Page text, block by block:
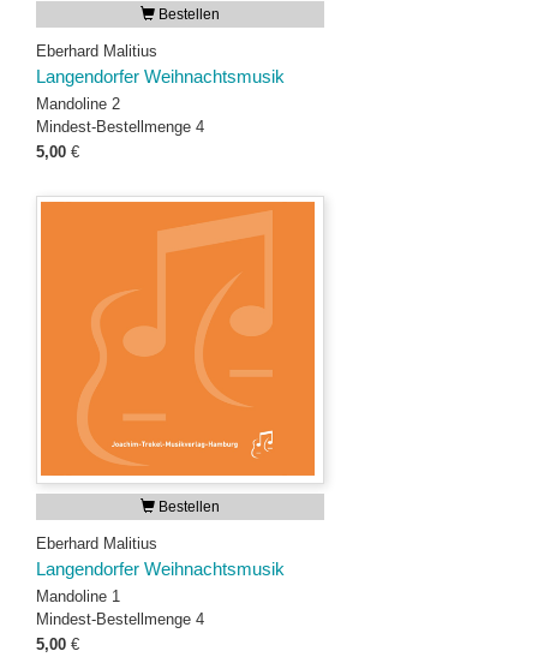
Bestellen
Eberhard Malitius
Langendorfer Weihnachtsmusik
Mandoline 2
Mindest-Bestellmenge 4
5,00 €
Bestellen
Eberhard Malitius
Langendorfer Weihnachtsmusik
Mandoline 1
Mindest-Bestellmenge 4
5,00 €